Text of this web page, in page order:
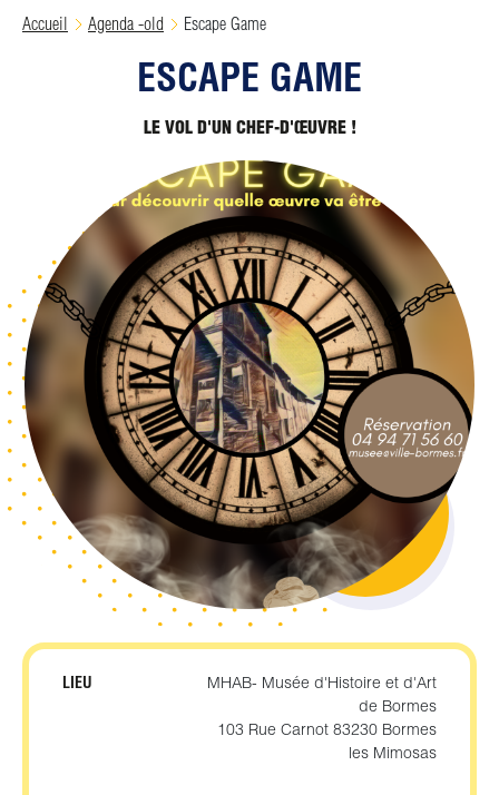
Accueil Agenda -old Escape Game
ESCAPE GAME
LE VOL D'UN CHEF-D'ŒUVRE !
LIEU
MHAB- Musée d'Histoire et d'Art
de Bormes
103 Rue Carnot 83230 Bormes
les Mimosas